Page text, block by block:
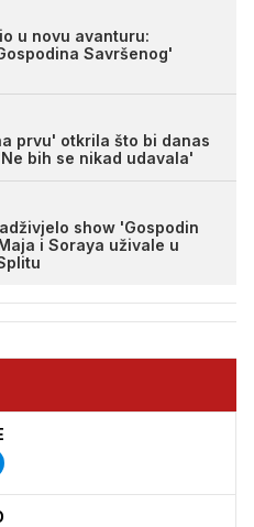
u novu avanturu:
Savršenog'
prvu' otkrila što bi danas
bih se nikad udavala'
show 'Gospodin
i Soraya uživale u